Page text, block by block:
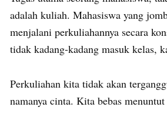
adalah kuliah. Mahasiswa yang
menjalani perkuliahannya secara
tidak kadang-kadang masuk kelas,
Perkuliahan kita tidak akan
namanya cinta. Kita bebas